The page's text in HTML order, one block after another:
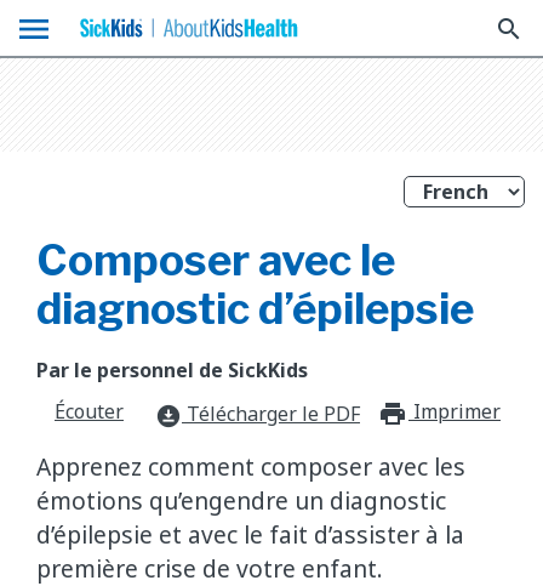
menu search
Composer avec le
diagnostic d’épilepsie
Par le personnel de SickKids
Écouter
download_for_offline Télécharger le PDF Imprimer
Apprenez comment composer avec les
émotions qu’engendre un diagnostic
d’épilepsie et avec le fait d’assister à la
première crise de votre enfant.